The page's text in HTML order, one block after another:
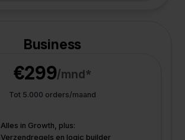
Business
€299/mnd*
Tot 5.000 orders/maand
Alles in Growth, plus:
Verzendregels en logic builder